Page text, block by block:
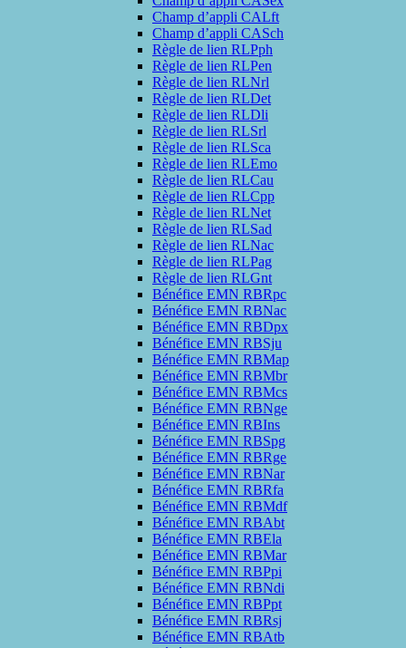
Champ d’appli CALft
Champ d’appli CASch
Règle de lien RLPph
Règle de lien RLPen
Règle de lien RLNrl
Règle de lien RLDet
Règle de lien RLDli
Règle de lien RLSrl
Règle de lien RLSca
Règle de lien RLEmo
Règle de lien RLCau
Règle de lien RLCpp
Règle de lien RLNet
Règle de lien RLSad
Règle de lien RLNac
Règle de lien RLPag
Règle de lien RLGnt
Bénéfice EMN RBRpc
Bénéfice EMN RBNac
Bénéfice EMN RBDpx
Bénéfice EMN RBSju
Bénéfice EMN RBMap
Bénéfice EMN RBMbr
Bénéfice EMN RBMcs
Bénéfice EMN RBNge
Bénéfice EMN RBIns
Bénéfice EMN RBSpg
Bénéfice EMN RBRge
Bénéfice EMN RBNar
Bénéfice EMN RBRfa
Bénéfice EMN RBMdf
Bénéfice EMN RBAbt
Bénéfice EMN RBEla
Bénéfice EMN RBMar
Bénéfice EMN RBPpi
Bénéfice EMN RBNdi
Bénéfice EMN RBPpt
Bénéfice EMN RBRsj
Bénéfice EMN RBAtb